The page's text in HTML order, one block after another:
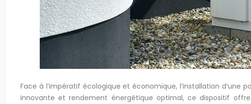
Face à l’impératif écologique et économique, l’installation
innovante et rendement énergétique optimal, ce dispositif